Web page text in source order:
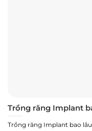
Trồng răng Implant
Trồng răng Implant bao